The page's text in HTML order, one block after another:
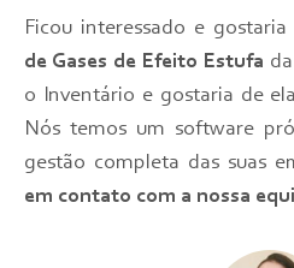
Ficou interessado e
de Gases de Efeito Estufa
o Inventário e gostaria de
Nós temos um software
gestão completa das suas
em contato com a nossa